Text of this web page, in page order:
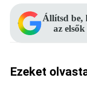
Állítsd be,
az
Ezeket